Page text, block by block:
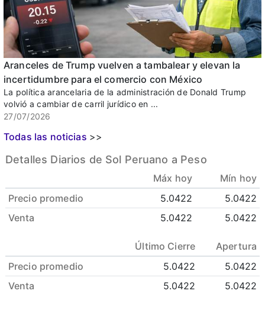
Aranceles de Trump vuelven a tambalear y elevan la
incertidumbre para el comercio con México
La política arancelaria de la administración de Donald Trump
volvió a cambiar de carril jurídico en ...
27/07/2026
Todas las noticias >>
Detalles Diarios de Sol Peruano a Peso
Máx hoy
Mín hoy
Precio promedio
5.0422
5.0422
Venta
5.0422 5.0422
Último Cierre
Apertura
Precio promedio
5.0422
5.0422
Venta
5.0422 5.0422